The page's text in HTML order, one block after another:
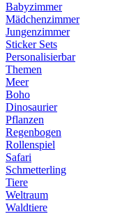
Babyzimmer
Mädchenzimmer
Jungenzimmer
Sticker Sets
Personalisierbar
Themen
Meer
Boho
Dinosaurier
Pflanzen
Regenbogen
Rollenspiel
Safari
Schmetterling
Tiere
Weltraum
Waldtiere